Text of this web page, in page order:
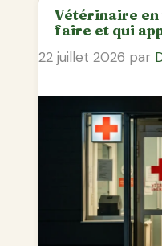
Vétérinaire en
faire et qui
22 juillet 2026 par